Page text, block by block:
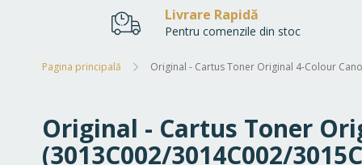
Livrare Rapidă
Pentru comenzile din stoc
Pagina principală Original - Cartus Toner Original 4-Colour
Original - Cartus Toner
(3013C002/3014C002/